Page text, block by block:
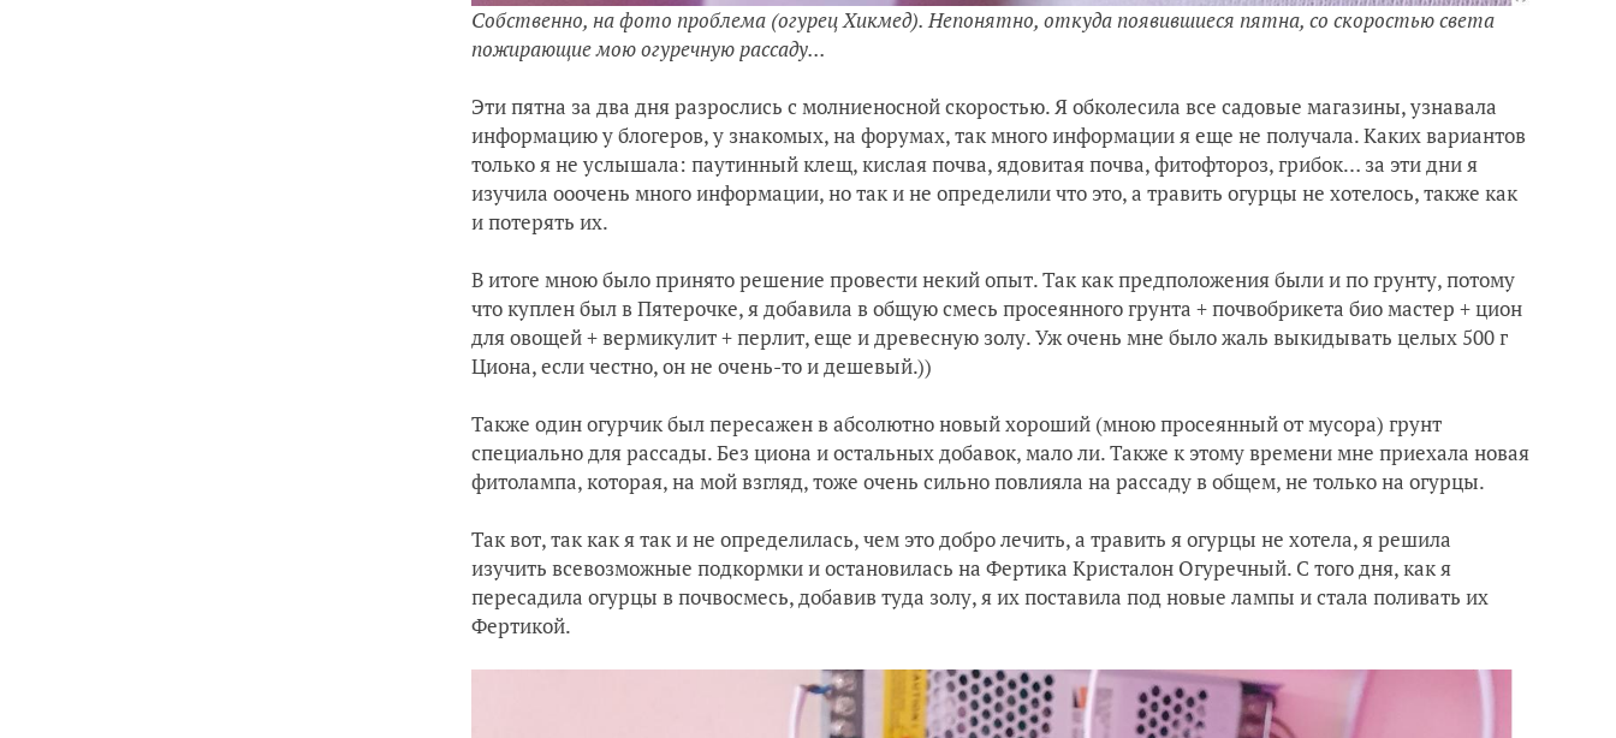
Собственно, на фото проблема (огурец Хикмед). Непонятно, откуда появившиеся пятна, со скоростью света
пожирающие мою огуречную рассаду...
Эти пятна за два дня разрослись с молниеносной скоростью. Я обколесила все садовые магазины, узнавала
информацию у блогеров, у знакомых, на форумах, так много информации я еще не получала. Каких вариантов
только я не услышала: паутинный клещ, кислая почва, ядовитая почва, фитофтороз, грибок… за эти дни я
изучила ооочень много информации, но так и не определили что это, а травить огурцы не хотелось, также как
и потерять их.
В итоге мною было принято решение провести некий опыт. Так как предположения были и по грунту, потому
что куплен был в Пятерочке, я добавила в общую смесь просеянного грунта + почвобрикета био мастер + цион
для овощей + вермикулит + перлит, еще и древесную золу. Уж очень мне было жаль выкидывать целых 500 г
Циона, если честно, он не очень-то и дешевый.))
Также один огурчик был пересажен в абсолютно новый хороший (мною просеянный от мусора) грунт
специально для рассады. Без циона и остальных добавок, мало ли. Также к этому времени мне приехала новая
фитолампа, которая, на мой взгляд, тоже очень сильно повлияла на рассаду в общем, не только на огурцы.
Так вот, так как я так и не определилась, чем это добро лечить, а травить я огурцы не хотела, я решила
изучить всевозможные подкормки и остановилась на Фертика Кристалон Огуречный. С того дня, как я
пересадила огурцы в почвосмесь, добавив туда золу, я их поставила под новые лампы и стала поливать их
Фертикой.